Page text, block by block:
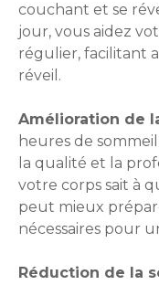
couchant et se
jour, vous aidez
régulier, facilitant
réveil.
Amélioration de
heures de
la qualité et la
votre corps sait à
peut mieux
nécessaires pour
Réduction de la